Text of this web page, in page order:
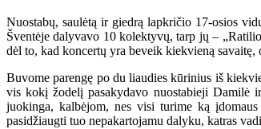
Nuostabų, saulėtą ir giedrą lapkričio 17-osios
Šventėje dalyvavo 10 kolektyvų, tarp jų –
dėl to, kad koncertų yra beveik kiekvieną savaitę,
Buvome parengę po du liaudies kūrinius iš
vis kokį žodelį pasakydavo nuostabieji Damilė
juokinga, kalbėjom, nes visi turime ką
pasidžiaugti tuo nepakartojamu dalyku, katras